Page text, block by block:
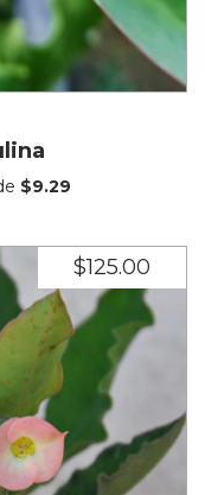
$9.29
$125.00